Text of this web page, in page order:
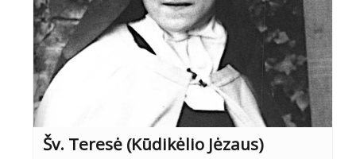
Šv. Teresė (Kūdikėlio Jėzaus)